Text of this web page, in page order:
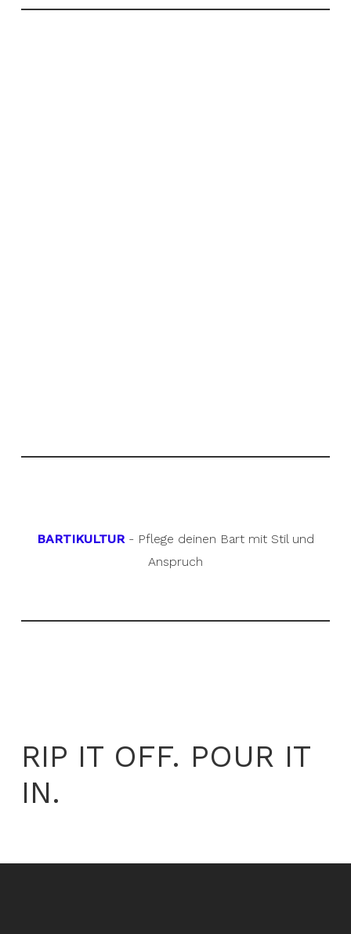
BARTIKULTUR- Pflege deinen Bart mit Stil und
Anspruch
RIP IT OFF. POUR IT
IN.